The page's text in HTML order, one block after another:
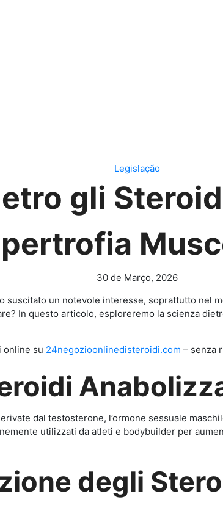
Legislação
gli
30 de Março, 2026
suscitato un notevole interesse, soprattutto nel
In questo articolo, esploreremo la scienza
online su 24negozioonlinedisteroidi.com – senza
dal testosterone, l’ormone sessuale
utilizzati da atleti e bodybuilder per
degli